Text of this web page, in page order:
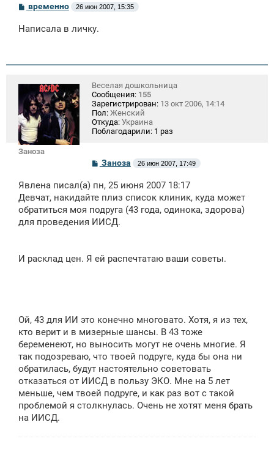
С
б
и
временно 26 июн 2007, 15:35
Написала в личку.
Заноза
Веселая дошкольница
Сообщения: 155
Зарегистрирован: 13 окт 2006, 14:14
Пол: Женский
Откуда: Украина
Поблагодарили: 1 раз
С
б
щ
н
и
Заноза 26 июн 2007, 17:49
Явлена писал(а) пн, 25 июня 2007 18:17
Девчат, накидайте плиз список клиник, куда может
обратиться моя подруга (43 года, одинока, здорова)
для проведения ИИСД.
И расклад цен. Я ей распечтатаю ваши советы.
Ой, 43 для ИИ это конечно многовато. Хотя, я из тех,
кто верит и в мизерные шансы. В 43 тоже
беременеют, но выносить могут не очень многие. Я
так подозреваю, что твоей подруге, куда бы она ни
обратилась, будут настоятельно советовать
отказаться от ИИСД в пользу ЭКО. Мне на 5 лет
меньше, чем твоей подруге, и как раз вот с такой
проблемой я столкнулась. Очень не хотят меня брать
на ИИСД.